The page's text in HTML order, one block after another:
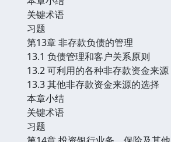
关键术语
习题
第13章 非存款负债的管理
13.1 负债管理和客户关系原则
13.2 可利用的各种非存款资金来源
13.3 其他非存款资金来源的选择
本章小结
关键术语
习题